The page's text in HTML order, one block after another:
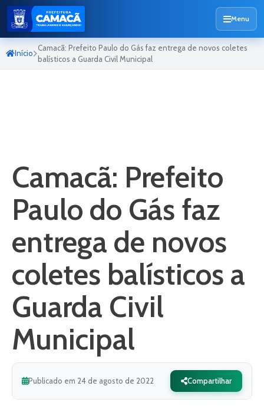
Menu
Início
Camacã: Prefeito Paulo do Gás faz entrega de novos coletes
balísticos a Guarda Civil Municipal
Camacã: Prefeito
Paulo do Gás faz
entrega de novos
coletes balísticos a
Guarda Civil
Municipal
Publicado em 24 de agosto de 2022 Compartilhar